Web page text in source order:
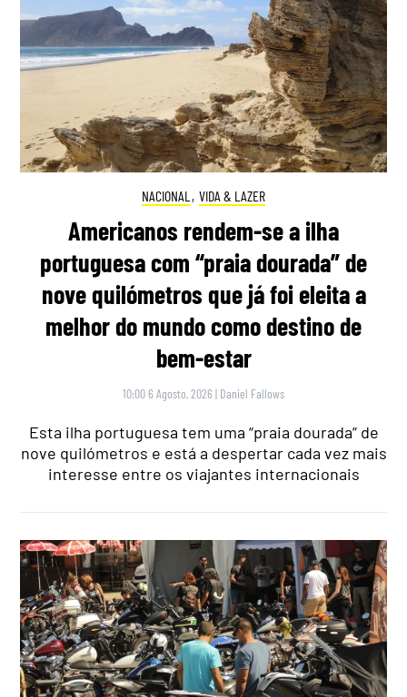
NACIONAL , VIDA & LAZER
Americanos rendem-se a ilha
portuguesa com “praia dourada” de
nove quilómetros que já foi eleita a
melhor do mundo como destino de
bem-estar
10:00 6 Agosto, 2026 | Daniel Fallows
Esta ilha portuguesa tem uma “praia dourada” de
nove quilómetros e está a despertar cada vez mais
interesse entre os viajantes internacionais